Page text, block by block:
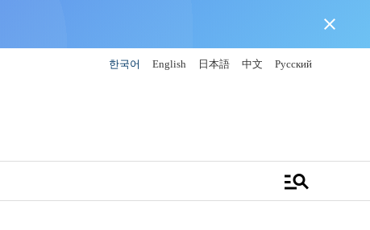
close
한국어 English 日本語 中文 Русский
manage_search